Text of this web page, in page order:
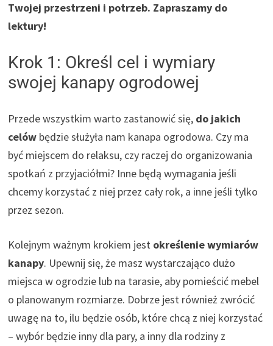
Twojej przestrzeni i potrzeb. Zapraszamy do
lektury!
Krok 1: Określ cel i wymiary
swojej kanapy ogrodowej
Przede wszystkim warto zastanowić się, do jakich
celów będzie służyła nam kanapa ogrodowa. Czy ma
być miejscem do relaksu, czy raczej do organizowania
spotkań z przyjaciółmi? Inne będą wymagania jeśli
chcemy korzystać z niej przez cały rok, a inne jeśli tylko
przez sezon.
Kolejnym ważnym krokiem jest określenie wymiarów
kanapy. Upewnij się, że masz wystarczająco dużo
miejsca w ogrodzie lub na tarasie, aby pomieścić mebel
o planowanym rozmiarze. Dobrze jest również zwrócić
uwagę na to, ilu będzie osób, które chcą z niej korzystać
– wybór będzie inny dla pary, a inny dla rodziny z